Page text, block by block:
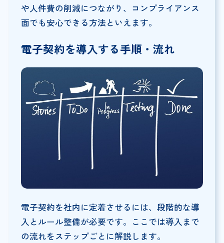
や人件費の削減につながり、コンプライアンス
面でも安心できる方法といえます。
電子契約を導入する手順・流れ
電子契約を社内に定着させるには、段階的な導
入とルール整備が必要です。ここでは導入まで
の流れをステップごとに解説します。